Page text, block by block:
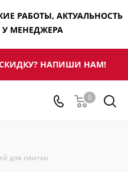
РАБОТЫ, АКТУАЛЬНОСТЬ
У МЕНЕДЖЕРА
НАПИШИ НАМ!
0
для плитки